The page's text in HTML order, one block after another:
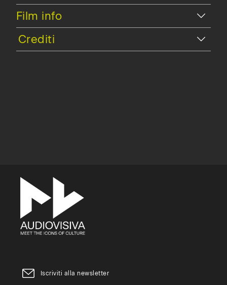
Nascondi
Film info
Iscriviti alla newsletter